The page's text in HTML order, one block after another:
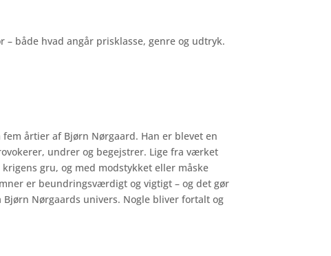
både hvad angår prisklasse, genre og udtryk.
årtier af Bjørn Nørgaard. Han er blevet en
undrer og begejstrer. Lige fra værket
gru, og med modstykket eller måske
er beundringsværdigt og vigtigt – og det gør
Nørgaards univers. Nogle bliver fortalt og